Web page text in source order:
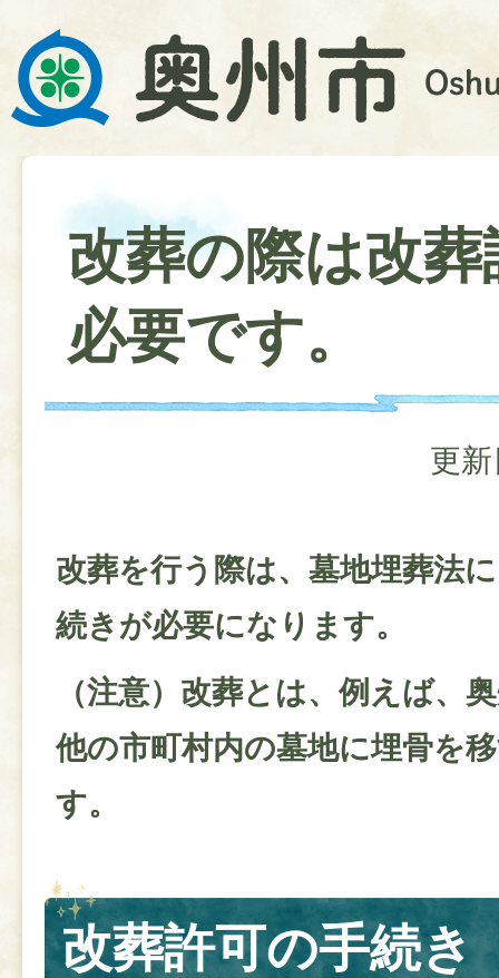
改葬の際は改
必要です。
更
改葬を行う際は、墓地埋葬法
続きが必要になります。
（注意）改葬とは、例えば、
他の市町村内の墓地に埋骨を
す。
改葬許可の手続き